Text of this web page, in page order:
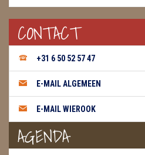
CONTACT
+31 6 50 52 57 47
E-MAIL ALGEMEEN
E-MAIL WIEROOK
AGENDA